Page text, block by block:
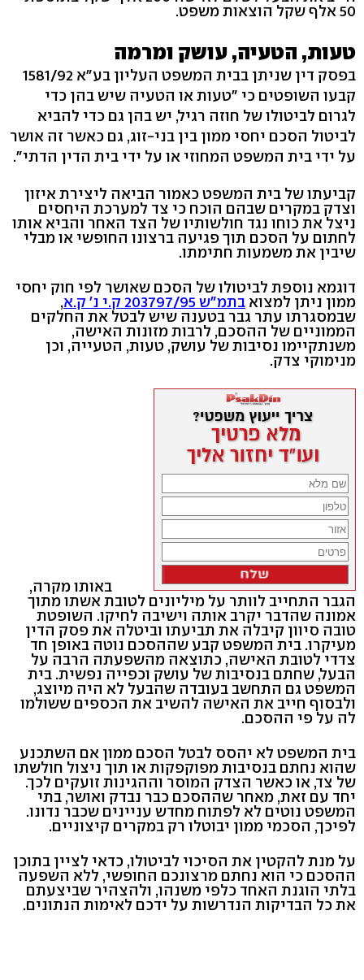
50 אלף שקל הוצאות משפט.
טעות, הטעיה, עושק ומרמה
בפסק דין שניתן בבית המשפט העליון בע"א 1581/92
קבעו השופטים כי "טעות או הטעיה שיש בהן כדי
לגרום לביטולו של חוזה רגיל, יש בהן גם כדי להביא
לביטול הסכם יחסי ממון בין בני-זוג, גם כאשר זה אושר
על ידי בית המשפט המחוזי או על ידי בית הדין הדתי".
קביעתו של בית המשפט כאמור הביאה ליצירת איזון
וצדק במקרים שבהם הוכח כי צד למערכת היחסים
ניצל את כוחו נגד חולשותיו של הצד האחר והביא אותו
לחתום על הסכם תוך פגיעה ברצונו החופשי או מבלי
שיבין את משמעות חתימתו.
דוגמא נוספת לביטולו של הסכם שאושר לפי חוק יחסי
ממון ניתן למצוא בתמ"ש 203797/95 ק.י נ' ק.א ,
שבמסגרתו עתר גבר בטענה שיש לבטל את החלקים
הממוניים של ההסכם, לרבות מזונות האישה,
משנתקיימו נסיבות של עושק, טעות, הטעייה, וכן
מנימוקי צדק.
באותו מקרה,
הגבר התחייב לוותר על מיליונים לטובת אשתו מתוך
אמונה שהדבר יקרב אותה וישיבה לחיקו. השופטת
טובה סיוון קיבלה את תביעתו וביטלה את פסק הדין
מעיקרו. בית המשפט קבע שההסכם נוטה באופן חד
צדדי לטובת האישה, כתוצאה מהשפעתה הרבה על
הבעל, שחתם בנסיבות של עושק וכפייה נפשית. בית
המשפט גם התחשב בעובדה שהבעל לא היה מיוצג,
ולבסוף חייב את האישה להשיב את הכספים ששולמו
לה על פי ההסכם.
בית המשפט לא יהסס לבטל הסכם ממון אם השתכנע
שהוא נחתם בנסיבות מפוקפקות או תוך ניצול חולשתו
של צד, או כאשר הצדק המוסר וההגינות זועקים לכך.
יחד עם זאת, מאחר שההסכם כבר נבדק ואושר, בתי
המשפט נוטים לא לפתוח מחדש עניינים שכבר נדונו.
לפיכך, הסכמי ממון יבוטלו רק במקרים קיצוניים.
על מנת להקטין את הסיכוי לביטולו, כדאי לציין בתוכן
ההסכם כי הוא נחתם מרצונכם החופשי, ללא השפעה
בלתי הוגנת האחד כלפי משנהו, ולהצהיר שביצעתם
את כל הבדיקות הנדרשות על ידכם לאימות הנתונים.